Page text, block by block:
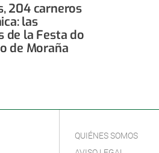
204 carneros
las
de la Festa do
de Moraña
QUIÉNES SOMOS